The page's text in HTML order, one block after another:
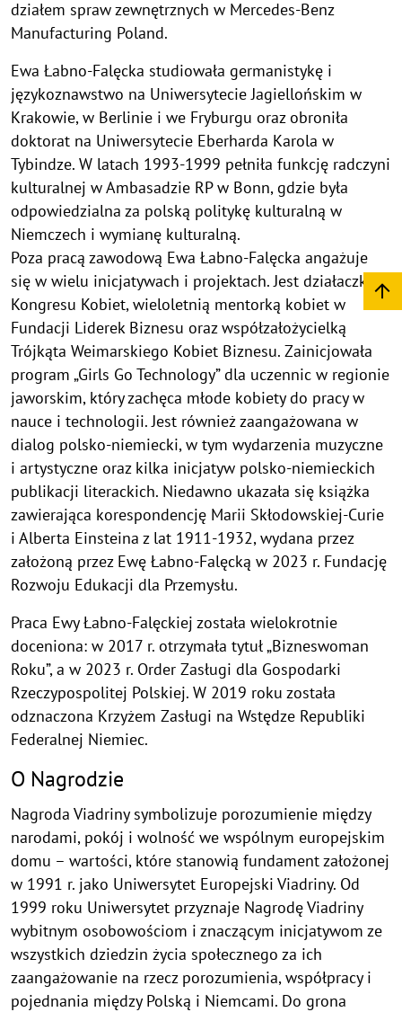
działem spraw zewnętrznych w Mercedes-Benz
Manufacturing Poland.
Ewa Łabno-Falęcka studiowała germanistykę i
językoznawstwo na Uniwersytecie Jagiellońskim w
Krakowie, w Berlinie i we Fryburgu oraz obroniła
doktorat na Uniwersytecie Eberharda Karola w
Tybindze. W latach 1993-1999 pełniła funkcję radczyni
kulturalnej w Ambasadzie RP w Bonn, gdzie była
odpowiedzialna za polską politykę kulturalną w
Niemczech i wymianę kulturalną.
Poza pracą zawodową Ewa Łabno-Falęcka angażuje
się w wielu inicjatywach i projektach. Jest działaczką
Kongresu Kobiet, wieloletnią mentorką kobiet w
Fundacji Liderek Biznesu oraz współzałożycielką
Trójkąta Weimarskiego Kobiet Biznesu. Zainicjowała
program „Girls Go Technology” dla uczennic w regionie
jaworskim, który zachęca młode kobiety do pracy w
nauce i technologii. Jest również zaangażowana w
dialog polsko-niemiecki, w tym wydarzenia muzyczne
i artystyczne oraz kilka inicjatyw polsko-niemieckich
publikacji literackich. Niedawno ukazała się książka
zawierająca korespondencję Marii Skłodowskiej-Curie
i Alberta Einsteina z lat 1911-1932, wydana przez
założoną przez Ewę Łabno-Falęcką w 2023 r. Fundację
Rozwoju Edukacji dla Przemysłu.
Praca Ewy Łabno-Falęckiej została wielokrotnie
doceniona: w 2017 r. otrzymała tytuł „Bizneswoman
Roku”, a w 2023 r. Order Zasługi dla Gospodarki
Rzeczypospolitej Polskiej. W 2019 roku została
odznaczona Krzyżem Zasługi na Wstędze Republiki
Federalnej Niemiec.
O Nagrodzie
Nagroda Viadriny symbolizuje porozumienie między
narodami, pokój i wolność we wspólnym europejskim
domu – wartości, które stanowią fundament założonej
w 1991 r. jako Uniwersytet Europejski Viadriny. Od
1999 roku Uniwersytet przyznaje Nagrodę Viadriny
wybitnym osobowościom i znaczącym inicjatywom ze
wszystkich dziedzin życia społecznego za ich
zaangażowanie na rzecz porozumienia, współpracy i
pojednania między Polską i Niemcami. Do grona